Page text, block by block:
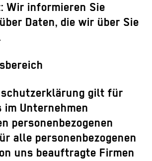
Wir informieren Sie
Daten, die wir über Sie
gilt für
im Unternehmen
personenbezogenen
alle personenbezogenen
uns beauftragte Firmen